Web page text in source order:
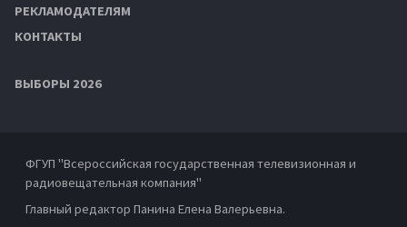
РЕКЛАМОДАТЕЛЯМ
КОНТАКТЫ
ВЫБОРЫ 2026
ФГУП "Всероссийская государственная телевизионная и
радиовещательная компания"
Главный редактор Панина Елена Валерьевна.